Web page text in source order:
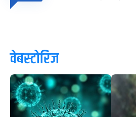
वेबस्टोरिज